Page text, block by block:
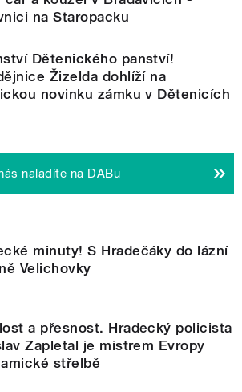
na Staropacku
Dětenického panství!
Žizelda dohlíží na
novinku zámku v Dětenicích
naladíte na DABu
minuty! S Hradečáky do lázní
Velichovky
a přesnost. Hradecký policista
Zapletal je mistrem Evropy
střelbě